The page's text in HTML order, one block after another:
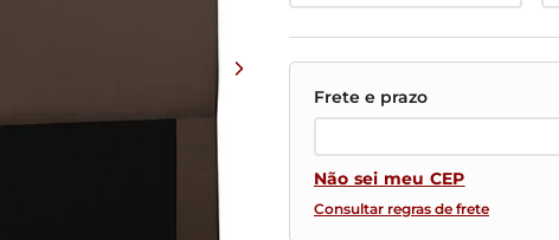
Não sei meu CEP
Consultar regras de frete